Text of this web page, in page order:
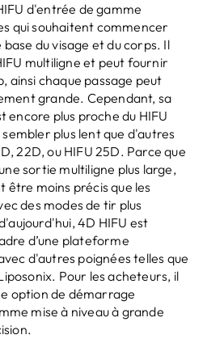
d'entrée de gamme
qui souhaitent commencer
du visage et du corps. Il
multiligne et peut fournir
ainsi chaque passage peut
grande. Cependant, sa
plus proche du HIFU
plus lent que d'autres
22D, ou HIFU 25D. Parce que
sortie multiligne plus large,
être moins précis que les
des modes de tir plus
4D HIFU est
d’une plateforme
d'autres poignées telles que
Pour les acheteurs, il
option de démarrage
mise à niveau à grande